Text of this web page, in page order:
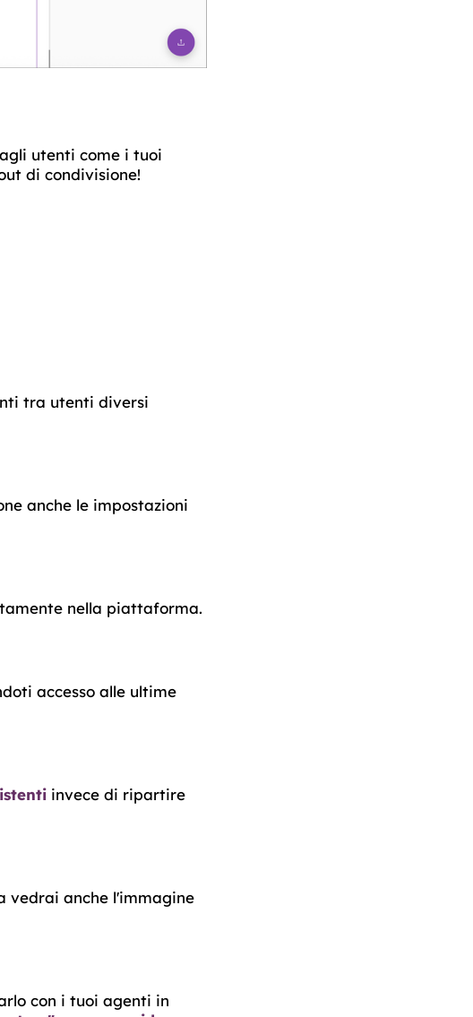
utenti come i tuoi
di condivisione!
tra utenti diversi
anche le impostazioni
nella piattaforma.
accesso alle ultime
invece di ripartire
vedrai anche l'immagine
con i tuoi agenti in